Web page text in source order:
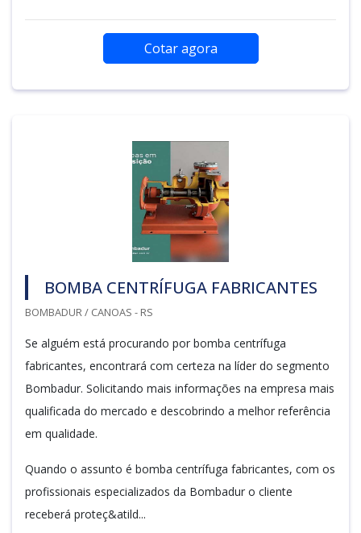
Cotar agora
BOMBA CENTRÍFUGA FABRICANTES
BOMBADUR / CANOAS - RS
Se alguém está procurando por bomba centrífuga
fabricantes, encontrará com certeza na líder do segmento
Bombadur. Solicitando mais informações na empresa mais
qualificada do mercado e descobrindo a melhor referência
em qualidade.
Quando o assunto é bomba centrífuga fabricantes, com os
profissionais especializados da Bombadur o cliente
receberá proteç&atild...